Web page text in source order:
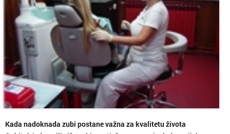
Kada nadoknada zubi postane važna za kvalitetu života